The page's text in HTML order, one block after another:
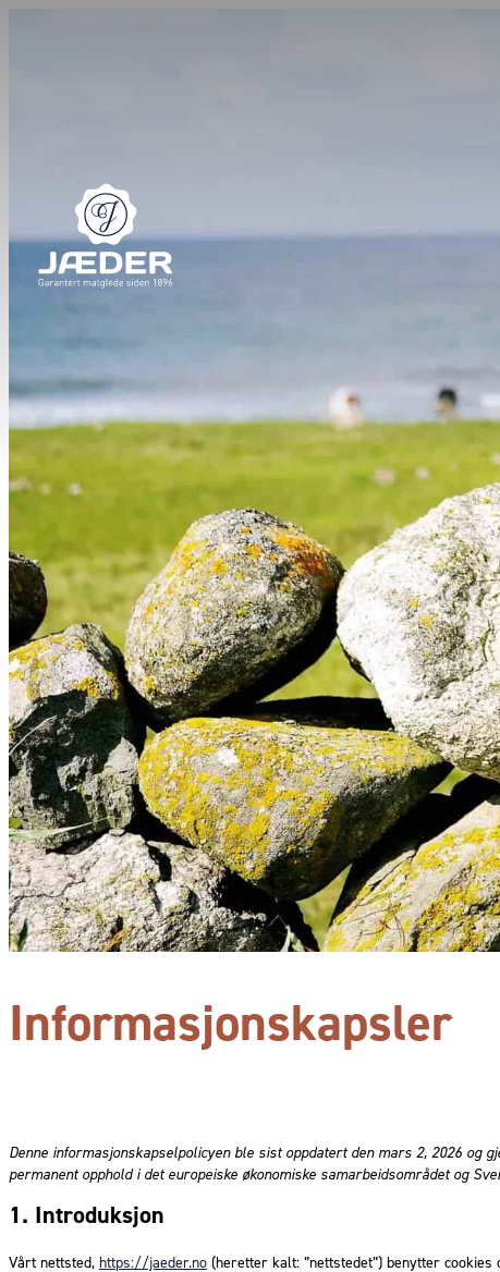
Informasjonskapsler
Denne informasjonskapselpolicyen ble sist oppdatert den mars 2, 2026 og
permanent opphold i det europeiske økonomiske samarbeidsområdet og
1. Introduksjon
Vårt nettsted, https://jaeder.no (heretter kalt: ”nettstedet”) benytter